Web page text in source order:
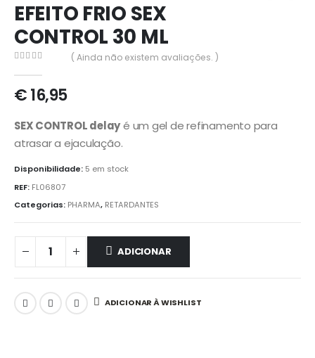
EFEITO FRIO SEX
CONTROL 30 ML
( Ainda não existem avaliações. )
€16,95
SEX CONTROL delayé um gel de refinamento para
atrasar a ejaculação.
Disponibilidade: 5 em stock
REF: FL06807
Categorias: PHARMA, RETARDANTES
ADICIONAR
ADICIONAR À WISHLIST